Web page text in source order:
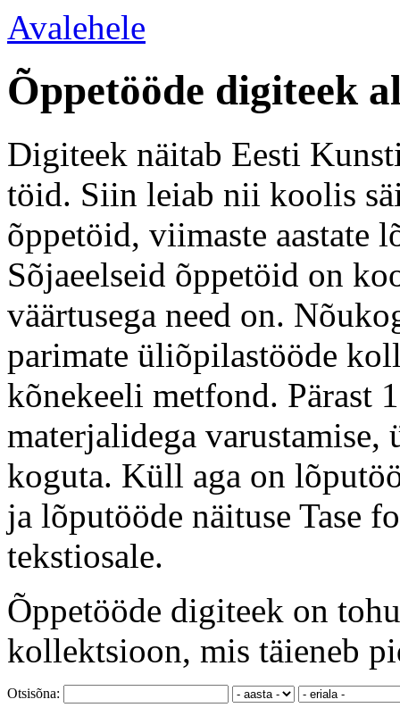
Avalehele
Õppetööde digiteek
Digiteek näitab Eesti
töid. Siin leiab nii koolis
õppetöid, viimaste aastate
Sõjaeelseid õppetöid on
väärtusega need on.
parimate üliõpilastööde
kõnekeeli metfond. Pärast
materjalidega varustamise,
koguta. Küll aga on
ja lõputööde näituse Tase
tekstiosale.
Õppetööde digiteek on
kollektsioon, mis täieneb
Otsisõna: